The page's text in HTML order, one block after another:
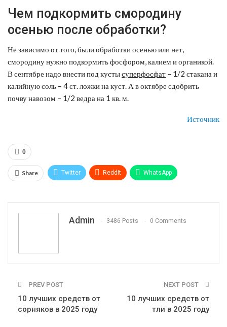
Чем подкормить смородину
осенью после обработки?
Не зависимо от того, были обработки осенью или нет,
смородину нужно подкормить фосфором, калием и органикой.
В сентябре надо внести под кустысуперфосфат – 1/2 стакана и
калийную соль – 4 ст. ложки на куст. А в октябре сдобрить
почву навозом – 1/2 ведра на 1 кв. м.
Источник
0
Share Twitter ReddIt WhatsApp
Admin 3486 Posts 0 Comments
PREV POST
10 лучших средств от
сорняков в 2025 году
NEXT POST
10 лучших средств от
тли в 2025 году